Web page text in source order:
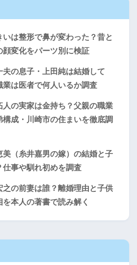
いは整形で鼻が変わった？昔と
顔変化をパーツ別に検証
夫の息子・上田純は結婚して
業は医者で何人いるか調査
人の実家は金持ち？父親の職業
構成・川崎市の住まいを徹底調
美（糸井嘉男の嫁）の結婚と子
仕事や馴れ初めを調査
之の前妻は誰？離婚理由と子供
を本人の著書で読み解く